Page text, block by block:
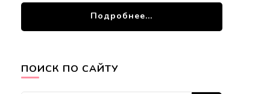
Подробнее...
ПОИСК ПО САЙТУ